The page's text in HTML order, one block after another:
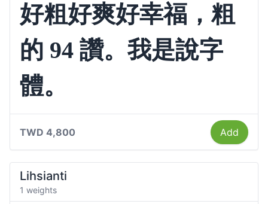
好粗好爽好幸福，粗
的 94 讚。我是說字
體。
TWD 4,800 Add
Lihsianti
1 weights